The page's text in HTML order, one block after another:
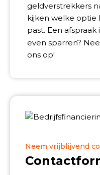
geldverstrekkers
kijken welke optie
past. Een
even sparren?
ons op!
Neem vrijblijvend